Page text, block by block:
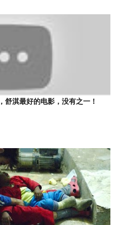
舒淇最好的电影，没有之一！